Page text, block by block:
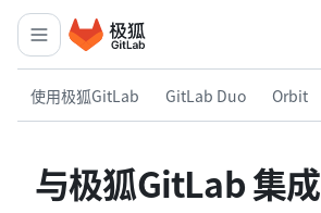
使用极狐GitLab GitLab Duo Orbit
与极狐GitLab 集成